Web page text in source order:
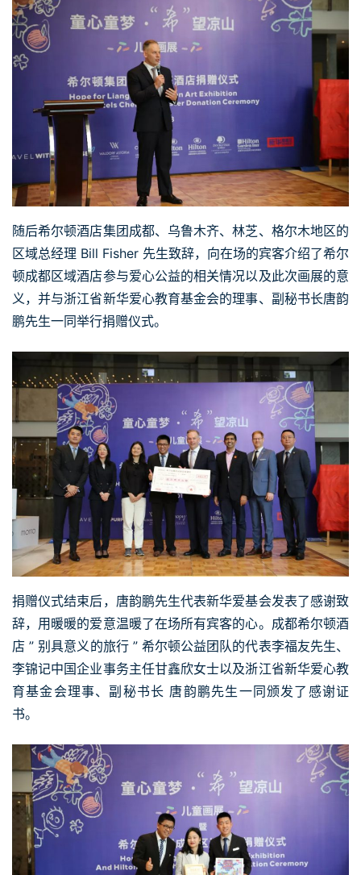
随后希尔顿酒店集团成都、乌鲁木齐、林芝、格尔木地区的
区域总经理 Bill Fisher 先生致辞，向在场的宾客介绍了希尔
顿成都区域酒店参与爱心公益的相关情况以及此次画展的意
义，并与浙江省新华爱心教育基金会的理事、副秘书长唐韵
鹏先生一同举行捐赠仪式。
捐赠仪式结束后，唐韵鹏先生代表新华爱基会发表了感谢致
辞，用暖暖的爱意温暖了在场所有宾客的心。成都希尔顿酒
店 ” 别具意义的旅行 ” 希尔顿公益团队的代表李福友先生、
李锦记中国企业事务主任甘鑫欣女士以及浙江省新华爱心教
育基金会理事、副秘书长 唐韵鹏先生一同颁发了感谢证
书。